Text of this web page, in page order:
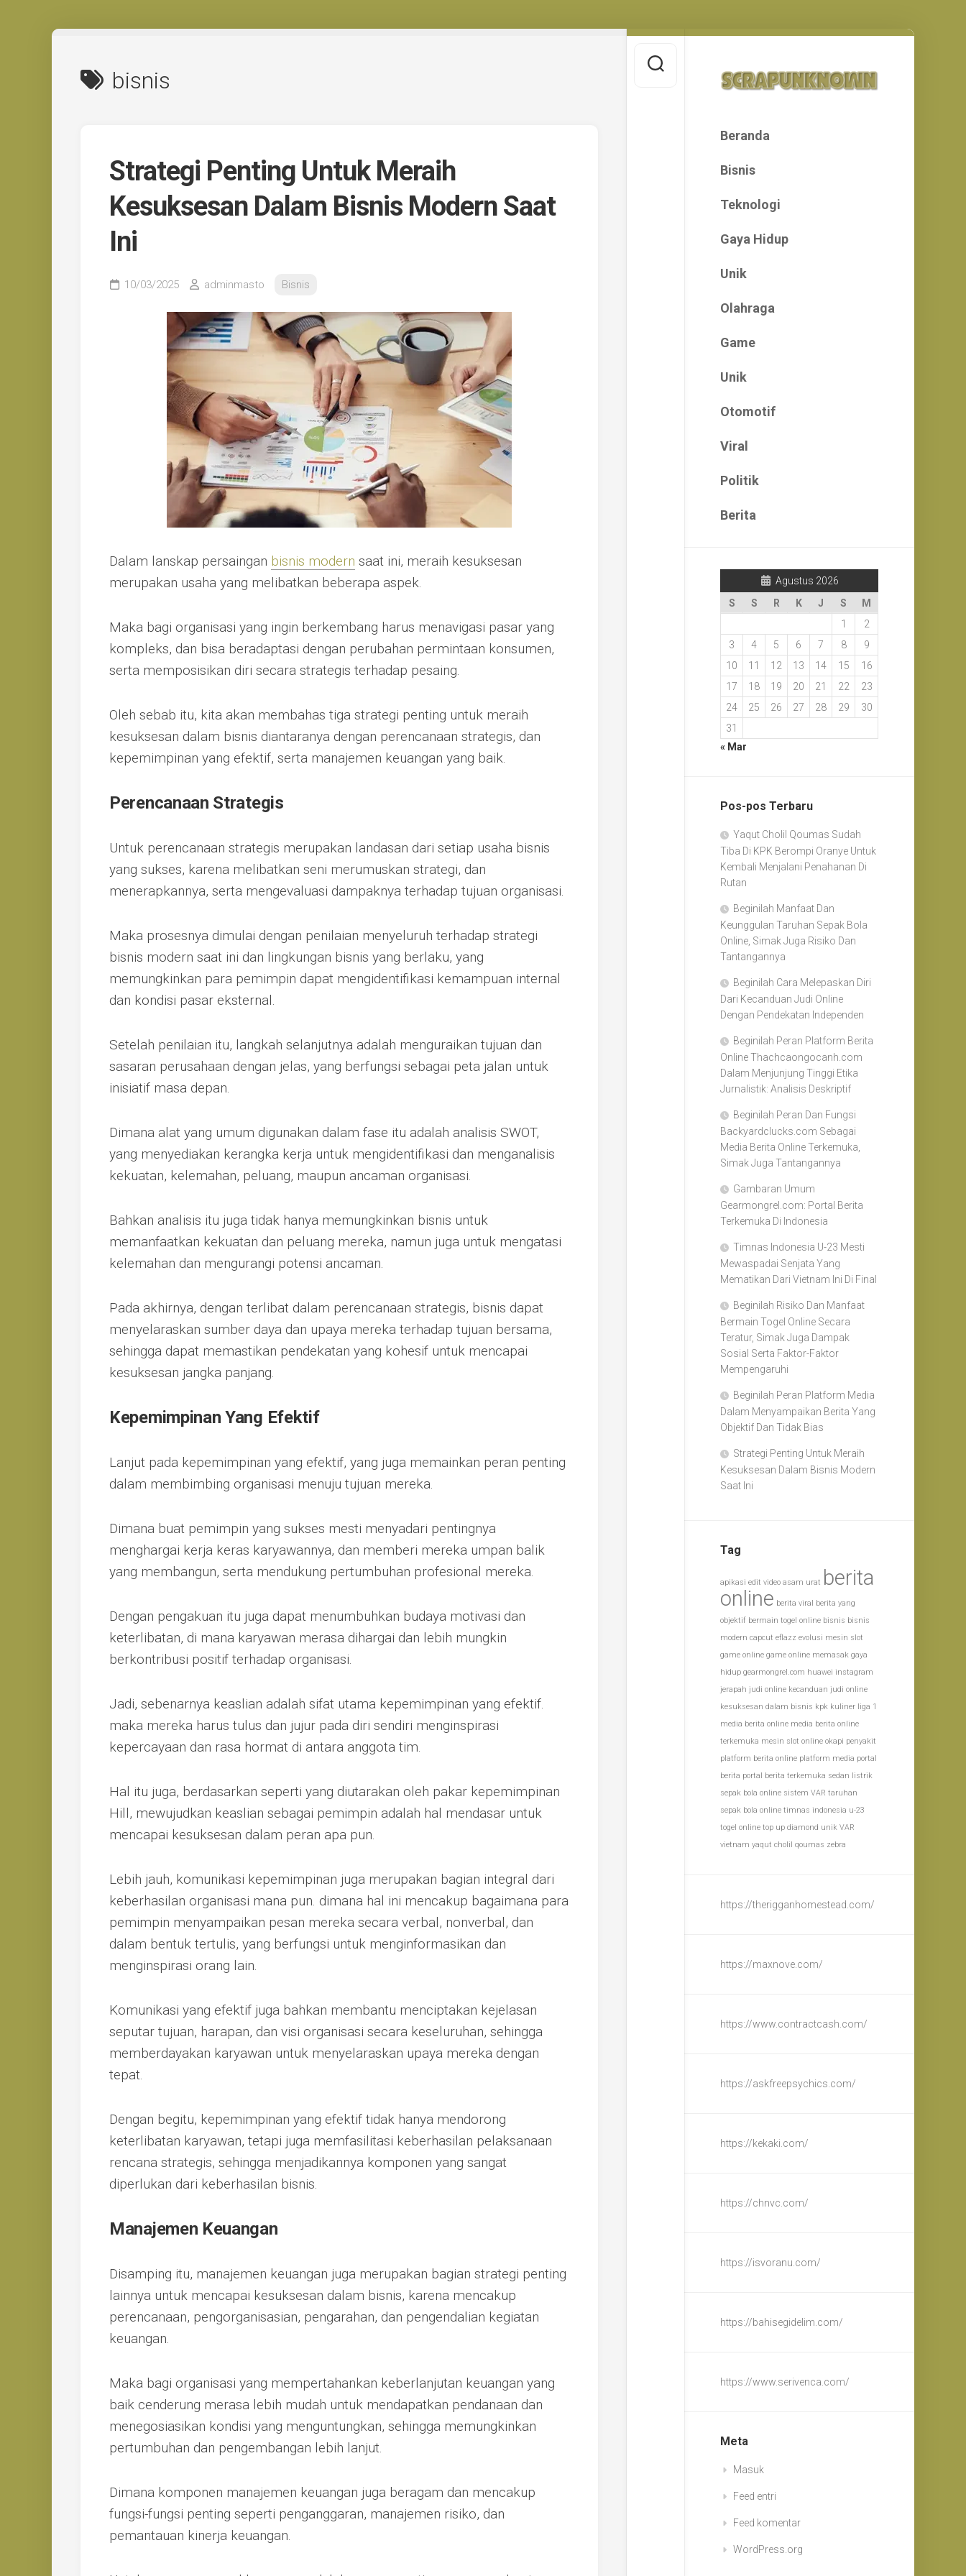
Beranda
Bisnis
Teknologi
Gaya Hidup
Unik
Olahraga
Game
Unik
Otomotif
Viral
Politik
Berita
Agustus 2026
S
S R K J S
M
1
2
3
4 5 6 7 8
9
10
11 12 13 14 15
16
17
18 19 20 21 22
23
24
25 26 27 28 29
30
31
« Mar
Pos-pos Terbaru
Yaqut Cholil Qoumas Sudah
Tiba Di KPK Berompi Oranye Untuk
Kembali Menjalani Penahanan Di
Rutan
Beginilah Manfaat Dan
Keunggulan Taruhan Sepak Bola
Online, Simak Juga Risiko Dan
Tantangannya
Beginilah Cara Melepaskan Diri
Dari Kecanduan Judi Online
Dengan Pendekatan Independen
Beginilah Peran Platform Berita
Online Thachcaongocanh.com
Dalam Menjunjung Tinggi Etika
Jurnalistik: Analisis Deskriptif
Beginilah Peran Dan Fungsi
Backyardclucks.com Sebagai
Media Berita Online Terkemuka,
Simak Juga Tantangannya
Gambaran Umum
Gearmongrel.com: Portal Berita
Terkemuka Di Indonesia
Timnas Indonesia U-23 Mesti
Mewaspadai Senjata Yang
Mematikan Dari Vietnam Ini Di Final
Beginilah Risiko Dan Manfaat
Bermain Togel Online Secara
Teratur, Simak Juga Dampak
Sosial Serta Faktor-Faktor
Mempengaruhi
Beginilah Peran Platform Media
Dalam Menyampaikan Berita Yang
Objektif Dan Tidak Bias
Strategi Penting Untuk Meraih
Kesuksesan Dalam Bisnis Modern
Saat Ini
Tag
apikasi edit video asam urat berita
online berita viral berita yang
objektif bermain togel online bisnis bisnis
modern capcut eflazz evolusi mesin slot
game online game online memasak gaya
hidup gearmongrel.com huawei instagram
jerapah judi online kecanduan judi online
kesuksesan dalam bisnis kpk kuliner liga 1
media berita online media berita online
terkemuka mesin slot online okapi penyakit
platform berita online platform media portal
berita portal berita terkemuka sedan listrik
sepak bola online sistem VAR taruhan
sepak bola online timnas indonesia u-23
togel online top up diamond unik VAR
vietnam yaqut cholil qoumas zebra
https://therigganhomestead.com/
https://maxnove.com/
https://www.contractcash.com/
https://askfreepsychics.com/
https://kekaki.com/
https://chnvc.com/
https://isvoranu.com/
https://bahisegidelim.com/
https://www.serivenca.com/
Meta
Masuk
Feed entri
Feed komentar
WordPress.org
bisnis
Strategi Penting Untuk Meraih
Kesuksesan Dalam Bisnis Modern Saat
Ini
10/03/2025 adminmasto Bisnis
Dalam lanskap persaingan bisnis modern saat ini, meraih kesuksesan
merupakan usaha yang melibatkan beberapa aspek.
Maka bagi organisasi yang ingin berkembang harus menavigasi pasar yang
kompleks, dan bisa beradaptasi dengan perubahan permintaan konsumen,
serta memposisikan diri secara strategis terhadap pesaing.
Oleh sebab itu, kita akan membahas tiga strategi penting untuk meraih
kesuksesan dalam bisnis diantaranya dengan perencanaan strategis, dan
kepemimpinan yang efektif, serta manajemen keuangan yang baik.
Perencanaan Strategis
Untuk perencanaan strategis merupakan landasan dari setiap usaha bisnis
yang sukses, karena melibatkan seni merumuskan strategi, dan
menerapkannya, serta mengevaluasi dampaknya terhadap tujuan organisasi.
Maka prosesnya dimulai dengan penilaian menyeluruh terhadap strategi
bisnis modern saat ini dan lingkungan bisnis yang berlaku, yang
memungkinkan para pemimpin dapat mengidentifikasi kemampuan internal
dan kondisi pasar eksternal.
Setelah penilaian itu, langkah selanjutnya adalah menguraikan tujuan dan
sasaran perusahaan dengan jelas, yang berfungsi sebagai peta jalan untuk
inisiatif masa depan.
Dimana alat yang umum digunakan dalam fase itu adalah analisis SWOT,
yang menyediakan kerangka kerja untuk mengidentifikasi dan menganalisis
kekuatan, kelemahan, peluang, maupun ancaman organisasi.
Bahkan analisis itu juga tidak hanya memungkinkan bisnis untuk
memanfaatkan kekuatan dan peluang mereka, namun juga untuk mengatasi
kelemahan dan mengurangi potensi ancaman.
Pada akhirnya, dengan terlibat dalam perencanaan strategis, bisnis dapat
menyelaraskan sumber daya dan upaya mereka terhadap tujuan bersama,
sehingga dapat memastikan pendekatan yang kohesif untuk mencapai
kesuksesan jangka panjang.
Kepemimpinan Yang Efektif
Lanjut pada kepemimpinan yang efektif, yang juga memainkan peran penting
dalam membimbing organisasi menuju tujuan mereka.
Dimana buat pemimpin yang sukses mesti menyadari pentingnya
menghargai kerja keras karyawannya, dan memberi mereka umpan balik
yang membangun, serta mendukung pertumbuhan profesional mereka.
Dengan pengakuan itu juga dapat menumbuhkan budaya motivasi dan
keterlibatan, di mana karyawan merasa dihargai dan lebih mungkin
berkontribusi positif terhadap organisasi.
Jadi, sebenarnya keaslian adalah sifat utama kepemimpinan yang efektif.
maka mereka harus tulus dan jujur ​​pada diri sendiri menginspirasi
kepercayaan dan rasa hormat di antara anggota tim.
Hal itu juga, berdasarkan seperti yang diutarakan oleh pakar kepemimpinan
Hill, mewujudkan keaslian sebagai pemimpin adalah hal mendasar untuk
mencapai kesuksesan dalam peran apa pun.
Lebih jauh, komunikasi kepemimpinan juga merupakan bagian integral dari
keberhasilan organisasi mana pun. dimana hal ini mencakup bagaimana para
pemimpin menyampaikan pesan mereka secara verbal, nonverbal, dan
dalam bentuk tertulis, yang berfungsi untuk menginformasikan dan
menginspirasi orang lain.
Komunikasi yang efektif juga bahkan membantu menciptakan kejelasan
seputar tujuan, harapan, dan visi organisasi secara keseluruhan, sehingga
memberdayakan karyawan untuk menyelaraskan upaya mereka dengan
tepat.
Dengan begitu, kepemimpinan yang efektif tidak hanya mendorong
keterlibatan karyawan, tetapi juga memfasilitasi keberhasilan pelaksanaan
rencana strategis, sehingga menjadikannya komponen yang sangat
diperlukan dari keberhasilan bisnis.
Manajemen Keuangan
Disamping itu, manajemen keuangan juga merupakan bagian strategi penting
lainnya untuk mencapai kesuksesan dalam bisnis, karena mencakup
perencanaan, pengorganisasian, pengarahan, dan pengendalian kegiatan
keuangan.
Maka bagi organisasi yang mempertahankan keberlanjutan keuangan yang
baik cenderung merasa lebih mudah untuk mendapatkan pendanaan dan
menegosiasikan kondisi yang menguntungkan, sehingga memungkinkan
pertumbuhan dan pengembangan lebih lanjut.
Dimana komponen manajemen keuangan juga beragam dan mencakup
fungsi-fungsi penting seperti penganggaran, manajemen risiko, dan
pemantauan kinerja keuangan.